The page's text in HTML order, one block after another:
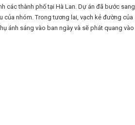
các thành phố tại Hà Lan. Dự án đã bước sang
nhóm. Trong tương lai, vạch kẻ đường của
ánh sáng vào ban ngày và sẽ phát quang vào